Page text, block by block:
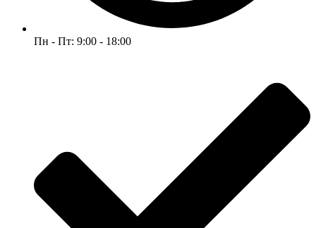
Пн - Пт: 9:00 - 18:00